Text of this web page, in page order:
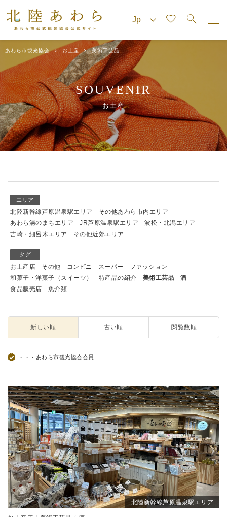
あわら市観光協会 お土産 美術工芸品
SOUVENIR
お土産
エリア
北陸新幹線芦原温泉駅エリア
その他あわら市内エリア
あわら湯のまちエリア
JR芦原温泉駅エリア
波松・北潟エリア
吉崎・細呂木エリア
その他近郊エリア
タグ
お土産店 その他 コンビニ スーパー
ファッション
和菓子・洋菓子（スイーツ）
特産品の紹介 美術工芸品
酒
食品販売店
魚介類
新しい順 古い順 閲覧数順
・・・あわら市観光協会会員
北陸新幹線芦原温泉駅エリア